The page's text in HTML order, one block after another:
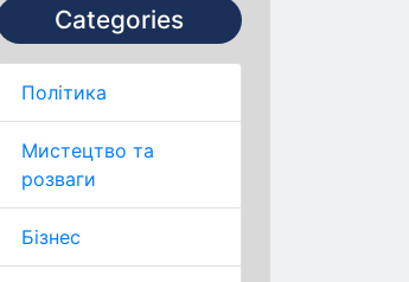
Categories
Політика
Мистецтво та
розваги
Бізнес